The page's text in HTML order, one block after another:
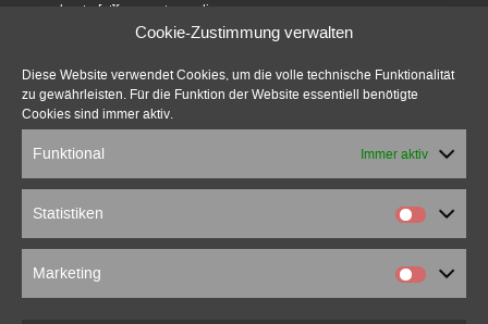
Cookie-Zustimmung verwalten
Diese Website verwendet Cookies, um die volle technische Funktionalität
zu gewährleisten. Für die Funktion der Website essentiell benötigte
Cookies sind immer aktiv.
Funktional Immer aktiv
Statistiken
Marketing
marcusbeuter[at]fragmentrecordings.com
© 2022 marcusbeuter.de
Impressum|Datenschutzerklärung|Cookie-Richtlinien